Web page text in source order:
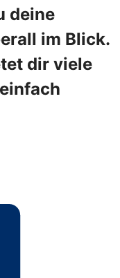
deine
im Blick.
dir viele